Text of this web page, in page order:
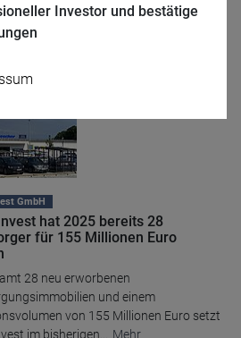
Geschäftsführer der Habona Invest
Christian Schmidt ist wie geplant zum
GmbH
hat 2025 bereits 28
für 155 Millionen Euro
28 neu erworbenen
und einem
von 155 Millionen Euro setzt
im bisherigen
Mehr
Investor und bestätige